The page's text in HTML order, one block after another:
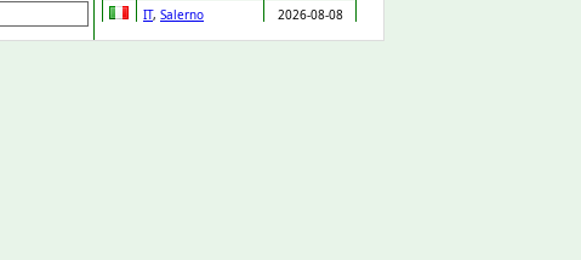
IT, Salerno
2026-08-08
NL,Ridderkerk
2026-08-08